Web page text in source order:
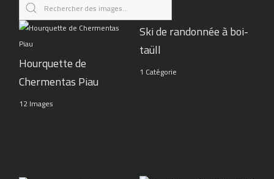
Hourquette de
Chermentas Piau
12 Images
Ski de randonnée à boi-
taüll
1 Catégorie